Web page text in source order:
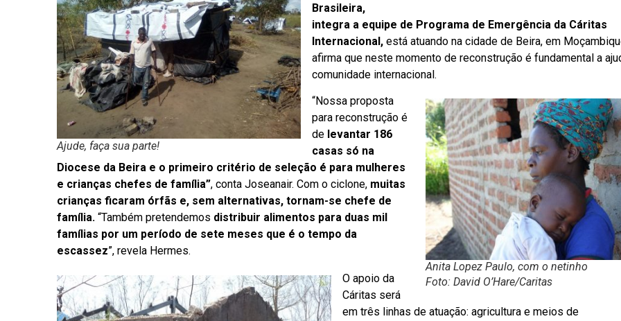
Ajude, faça sua parte!
Brasileira,
integra a equipe de Programa de Emergência da Cáritas
Internacional, está atuando na cidade de Beira, em
afirma que neste momento de reconstrução é fundamental a
comunidade internacional.
Anita Lopez Paulo, com o netinho
Foto: David O’Hare/Caritas
“Nossa proposta
para reconstrução é
de levantar 186
casas só na
Diocese da Beira e o primeiro critério de seleção é para mulheres
e crianças chefes de família”, conta Joseanair. Com o ciclone, muitas
crianças ficaram órfãs e, sem alternativas, tornam-se chefe de
família. “Também pretendemos distribuir alimentos para duas mil
famílias por um período de sete meses que é o tempo da
escassez”, revela Hermes.
O apoio da
Cáritas será
em três linhas de atuação: agricultura e meios de